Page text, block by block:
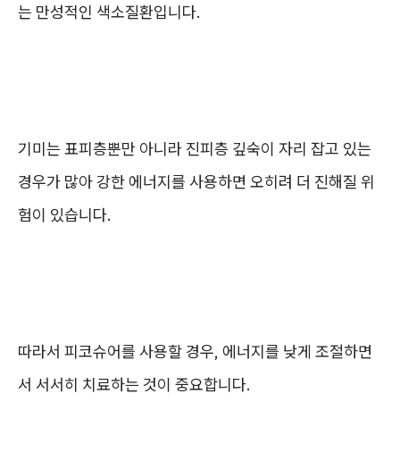
는 만성적인 색소질환입니다.
기미는 표피층뿐만 아니라 진피층 깊숙이 자리 잡고 있는
경우가 많아 강한 에너지를 사용하면 오히려 더 진해질 위
험이 있습니다.
따라서 피코슈어를 사용할 경우, 에너지를 낮게 조절하면
서 서서히 치료하는 것이 중요합니다.